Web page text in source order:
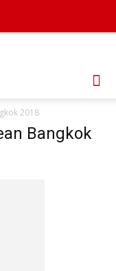
2018
Bangkok